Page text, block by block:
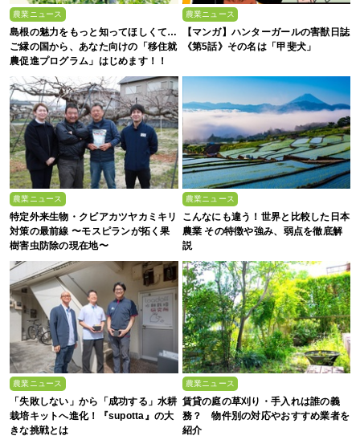
農業ニュース
島根の魅力をもっと知ってほしくて…
ご縁の国から、あなた向けの「移住就
農促進プログラム」はじめます！！
農業ニュース
【マンガ】ハンターガールの害獣日誌
《第5話》その名は「甲斐犬」
農業ニュース
特定外来生物・クビアカツヤカミキリ
対策の最前線 〜モスピランが拓く果
樹害虫防除の現在地〜
農業ニュース
こんなにも違う！世界と比較した日本
農業 その特徴や強み、弱点を徹底解
説
農業ニュース
「失敗しない」から「成功する」水耕
栽培キットへ進化！『supotta』の大
きな挑戦とは
農業ニュース
賃貸の庭の草刈り・手入れは誰の義
務？ 物件別の対応やおすすめ業者を
紹介